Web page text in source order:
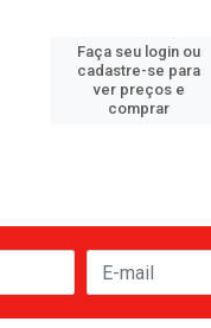
Faça seu login ou
cadastre-se para
ver preços e
comprar